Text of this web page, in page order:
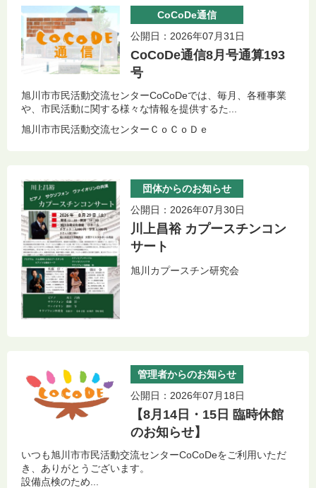
CoCoDe通信
公開日：2026年07月31日
CoCoDe通信8月号通算193
号
旭川市市民活動交流センターCoCoDeでは、毎月、各種事業
や、市民活動に関する様々な情報を提供するた...
旭川市市民活動交流センターＣｏＣｏＤｅ
団体からのお知らせ
公開日：2026年07月30日
川上昌裕 カプースチンコン
サート
旭川カプースチン研究会
管理者からのお知らせ
公開日：2026年07月18日
【8月14日・15日 臨時休館
のお知らせ】
いつも旭川市市民活動交流センターCoCoDeをご利用いただ
き、ありがとうございます。
設備点検のため...